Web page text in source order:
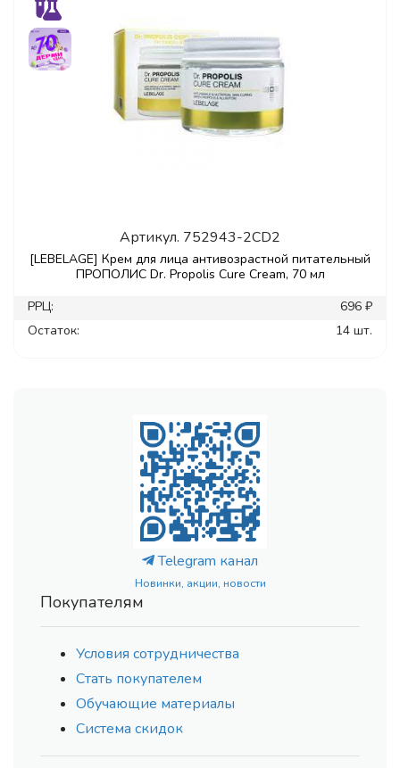
Артикул. 752943-2CD2
[LEBELAGE] Крем для лица антивозрастной питательный
ПРОПОЛИС Dr. Propolis Cure Cream, 70 мл
РРЦ:
696 ₽
Остаток:
14 шт.
Telegram канал
Новинки, акции, новости
Покупателям
Условия сотрудничества
Стать покупателем
Обучающие материалы
Система скидок